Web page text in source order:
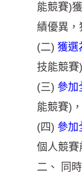
能競賽)
績優異，
(二) 獲選
技能競賽
(三) 參加
能競賽)
(四) 參加
個人競賽
二、 同